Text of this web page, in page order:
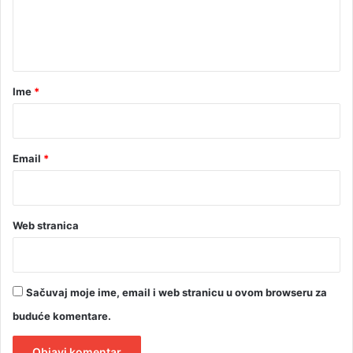
p
e
i
j
e
d
j
u
a
rIme *
Email *
Web stranica
Sačuvaj moje ime, email i web stranicu u ovom browseru za
buduće komentare.